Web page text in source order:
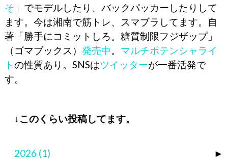
そ 」でモデルしたり、バックパッカーしたりして
ます。今は湘南で筋トレ、スマブラしてます。自
著「勝手にコミットしろ。糖質制限フジザップ」
（ゴマブックス） 発売中。 マルチポテンシャライ
トの性質あり。SNSはツイッターが一番活発で
す。
↓このくらい投稿してます。
►
2026 (1)